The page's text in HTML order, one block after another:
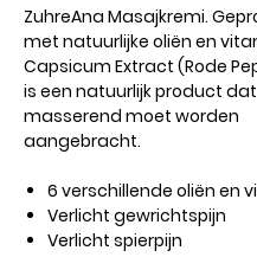
ZuhreAna Masajkremi.
met natuurlijke oliën en
Capsicum Extract (Rode
is een natuurlijk product dat
masserend moet worden
aangebracht.
6 verschillende oliën en
Verlicht gewrichtspijn
Verlicht spierpijn